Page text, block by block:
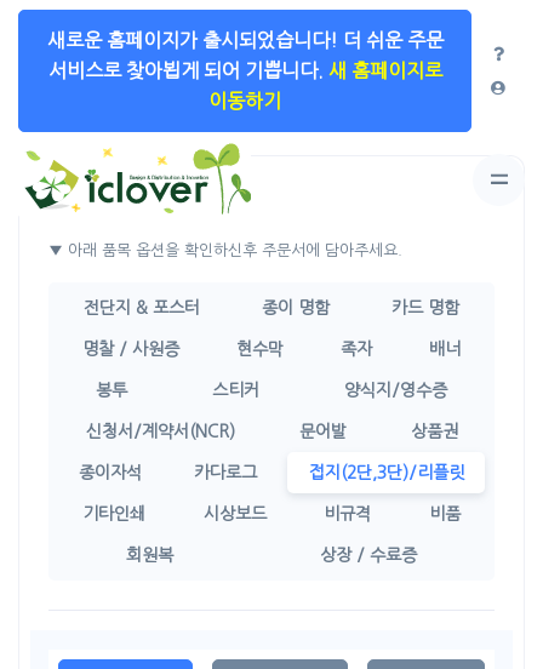
새로운 홈페이지가 출시되었습니다! 더 쉬운 주문
서비스로 찾아뵙게 되어 기쁩니다. 새 홈페이지로
이동하기
상품선택
▼ 아래 품목 옵션을 확인하신후 주문서에 담아주세요.
전단지 & 포스터 종이 명함 카드 명함
명찰 / 사원증 현수막 족자 배너
봉투 스티커 양식지/영수증
신청서/계약서(NCR) 문어발 상품권
종이자석 카다로그 접지(2단,3단)/리플릿
기타인쇄 시상보드 비규격 비품
회원복 상장 / 수료증